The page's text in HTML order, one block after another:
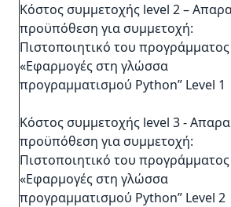
Κόστος συμμετοχής level 2 –
προϋπόθεση για συμμετοχή:
Πιστοποιητικό του προγράμματος
«Εφαρμογές στη γλώσσα
προγραμματισμού Python” Level 1
Κόστος συμμετοχής level 3 -
προϋπόθεση για συμμετοχή:
Πιστοποιητικό του προγράμματος
«Εφαρμογές στη γλώσσα
προγραμματισμού Python” Level 2